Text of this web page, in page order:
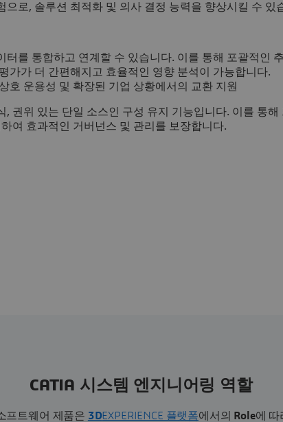
로, 솔루션 최적화 및 의사 결정 능력을 향상시킬 수 있
를 통합하고 연계할 수 있습니다. 이를 통해 포괄적인
가가 더 간편해지고 효율적인 영향 분석이 가능합니다.
호 운용성 및 확장된 기업 상황에서의 교환 지원
, 권위 있는 단일 소스인 구성 유지 기능입니다. 이를 통해
여 효과적인 거버넌스 및 관리를 보장합니다.
CATIA 시스템 엔지니어링 역할
프트웨어 제품은 3DEXPERIENCE 플랫폼에서의 Role에 따